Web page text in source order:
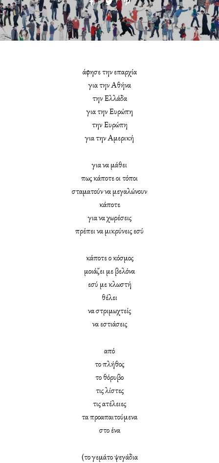
άφησε την επαρχία
για την Αθήνα
την Ελλάδα
για την Ευρώπη
την Ευρώπη
για την Αμερική
για να μάθει
πως κάποτε οι τόποι
σταματούν να μεγαλώνουν
κάποτε
για να χωρέσεις
πρέπει να μικρύνεις εσύ
κάποτε ο κόσμος
μοιάζει με βελόνα
εσύ με κλωστή
θέλει
να στριμωχτείς
να εστιάσεις
από
το πλήθος
το θόρυβο
τις λίστες
τις ατέλειες
τα προαπαιτούμενα
στο ένα
(το γεμάτο ψεγάδια